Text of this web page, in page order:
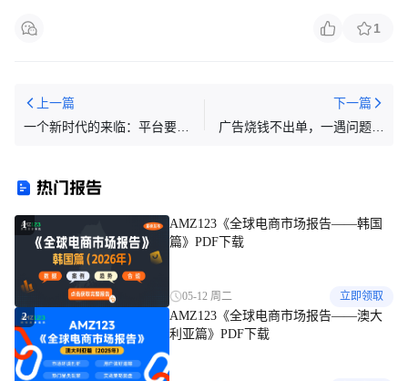
1
上一篇
一个新时代的来临：平台要替
下一篇
广告烧钱不出单，一遇问题就
热门报告
1
AMZ123《全球电商市场报告——韩国
篇》PDF下载
05-12 周二 立即领取
2
AMZ123《全球电商市场报告——澳大
利亚篇》PDF下载